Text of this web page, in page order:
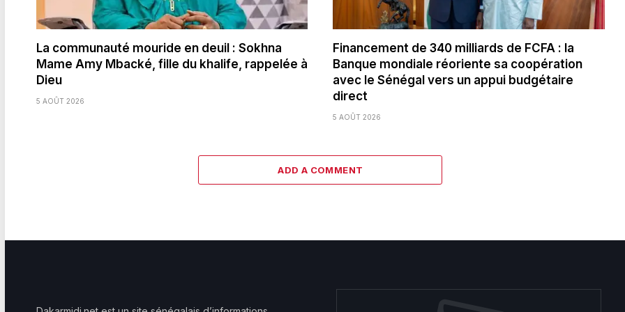
La communauté mouride en deuil : Sokhna
Mame Amy Mbacké, fille du khalife, rappelée à
Dieu
5 AOÛT 2026
Financement de 340 milliards de FCFA : la
Banque mondiale réoriente sa coopération
avec le Sénégal vers un appui budgétaire
direct
5 AOÛT 2026
ADD A COMMENT